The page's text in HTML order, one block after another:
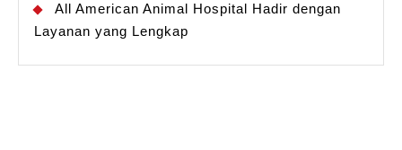
All American Animal Hospital Hadir dengan
Layanan yang Lengkap